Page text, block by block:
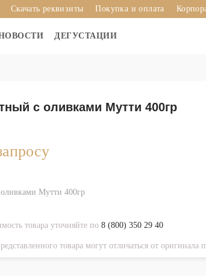
Скачать реквизиты Покупка и оплата
ДЕГУСТАЦИИ
с оливками Мутти 400гр
Мутти 400гр
товара уточняйте по 8 (800) 350 29 40
товара могут отличаться от оригинала